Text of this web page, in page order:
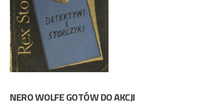
NERO WOLFE GOTÓW DO AKCJI